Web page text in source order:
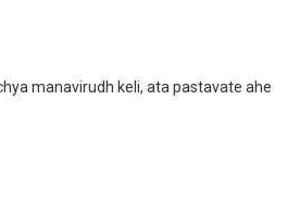
manavirudh keli, ata pastavate ahe